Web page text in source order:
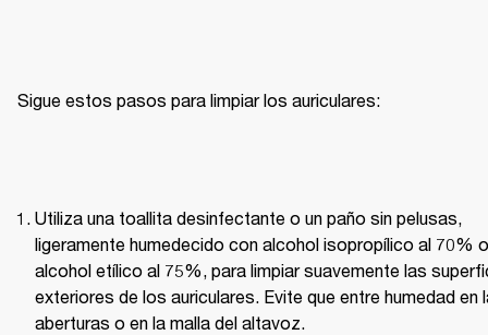
Sigue estos pasos para limpiar los auriculares:
Utiliza una toallita desinfectante o un paño sin pelusas,
ligeramente humedecido con alcohol isopropílico al 70% o
alcohol etílico al 75%, para limpiar suavemente las
exteriores de los auriculares. Evite que entre humedad en
aberturas o en la malla del altavoz.